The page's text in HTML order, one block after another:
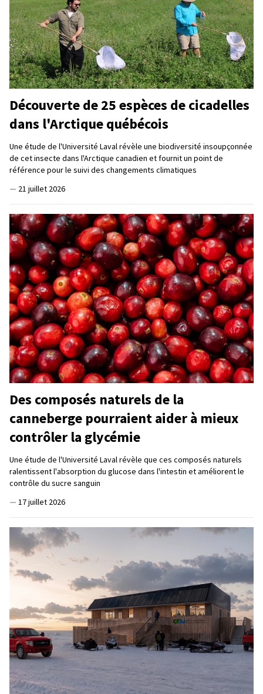
Découverte de 25 espèces de cicadelles
dans l'Arctique québécois
Une étude de l'Université Laval révèle une biodiversité insoupçonnée
de cet insecte dans l'Arctique canadien et fournit un point de
référence pour le suivi des changements climatiques
— 21 juillet 2026
Des composés naturels de la
canneberge pourraient aider à mieux
contrôler la glycémie
Une étude de l'Université Laval révèle que ces composés naturels
ralentissent l'absorption du glucose dans l'intestin et améliorent le
contrôle du sucre sanguin
— 17 juillet 2026